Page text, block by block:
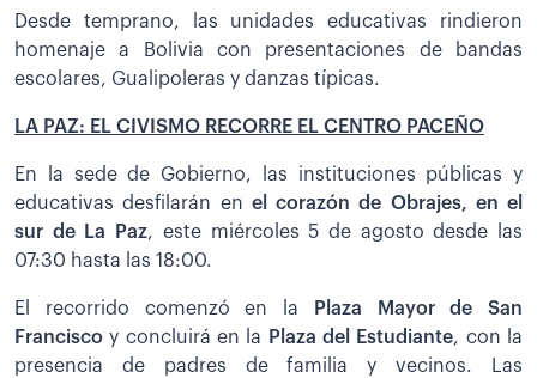
Desde temprano, las unidades educativas rindieron
homenaje a Bolivia con presentaciones de bandas
escolares, Gualipoleras y danzas típicas.
LA PAZ: EL CIVISMO RECORRE EL CENTRO PACEÑO
En la sede de Gobierno, las instituciones públicas y
educativas desfilarán en el corazón de Obrajes, en el
sur de La Paz, este miércoles 5 de agosto desde las
07:30 hasta las 18:00.
El recorrido comenzó en la
Plaza Mayor de San
Francisco y concluirá en la Plaza del Estudiante, con la
presencia de padres de familia y vecinos. Las